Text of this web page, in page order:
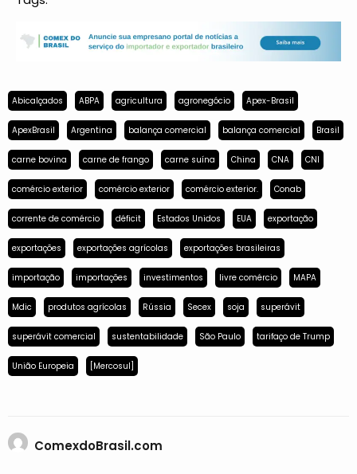
Abicalçados ABPA agricultura agronegócio Apex-Brasil
ApexBrasil Argentina balança comercial balança comercial Brasil
carne bovina carne de frango carne suína China CNA CNI
comércio exterior comércio exterior comércio exterior. Conab
corrente de comércio déficit Estados Unidos EUA exportação
exportações exportações agrícolas exportações brasileiras
importação importações investimentos livre comércio MAPA
Mdic produtos agrícolas Rússia Secex soja superávit
superávit comercial sustentabilidade São Paulo tarifaço de Trump
União Europeia [Mercosul]
ComexdoBrasil.com